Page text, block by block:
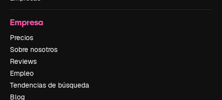
Empresa
Precios
Sobre nosotros
Reviews
Empleo
Tendencias de búsqueda
Blog